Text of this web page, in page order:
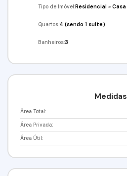
Tipo de Imóvel:Residencial »Casa
Quartos:4 (sendo 1 suíte)
Banheiros:3
Medidas
Área Total:
Área Privada:
Área Útil: